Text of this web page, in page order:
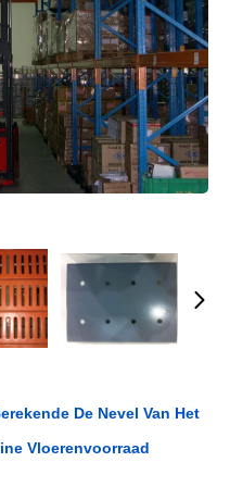
De Nevel Van Het
Vloerenvoorraad